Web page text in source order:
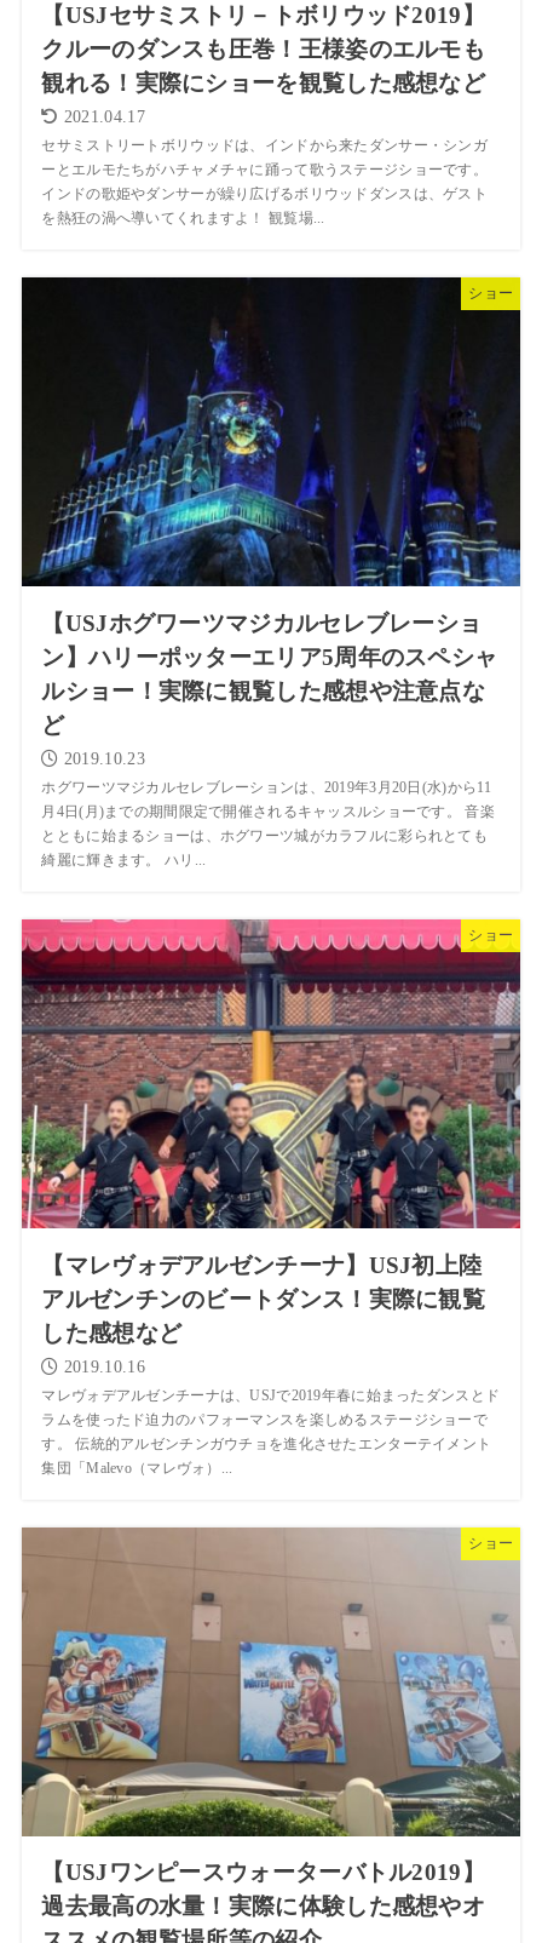
【USJセサミストリ－トボリウッド2019】
クルーのダンスも圧巻！王様姿のエルモも
観れる！実際にショーを観覧した感想など
2021.04.17
セサミストリートボリウッドは、インドから来たダンサー・シンガ
ーとエルモたちがハチャメチャに踊って歌うステージショーです。
インドの歌姫やダンサーが繰り広げるボリウッドダンスは、ゲスト
を熱狂の渦へ導いてくれますよ！ 観覧場...
ショー
【USJホグワーツマジカルセレブレーショ
ン】ハリーポッターエリア5周年のスペシャ
ルショー！実際に観覧した感想や注意点な
ど
2019.10.23
ホグワーツマジカルセレブレーションは、2019年3月20日(水)から11
月4日(月)までの期間限定で開催されるキャッスルショーです。 音楽
とともに始まるショーは、ホグワーツ城がカラフルに彩られとても
綺麗に輝きます。 ハリ...
ショー
【マレヴォデアルゼンチーナ】USJ初上陸
アルゼンチンのビートダンス！実際に観覧
した感想など
2019.10.16
マレヴォデアルゼンチーナは、USJで2019年春に始まったダンスとド
ラムを使ったド迫力のパフォーマンスを楽しめるステージショーで
す。 伝統的アルゼンチンガウチョを進化させたエンターテイメント
集団「Malevo（マレヴォ）...
ショー
【USJワンピースウォーターバトル2019】
過去最高の水量！実際に体験した感想やオ